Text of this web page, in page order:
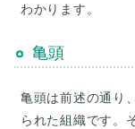
わかります。
亀頭
亀頭は前述の通り
られた組織です。